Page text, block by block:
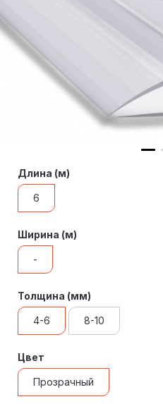
Длина (м)
6
Ширина (м)
-
Толщина (мм)
4-6 8-10
Цвет
Прозрачный